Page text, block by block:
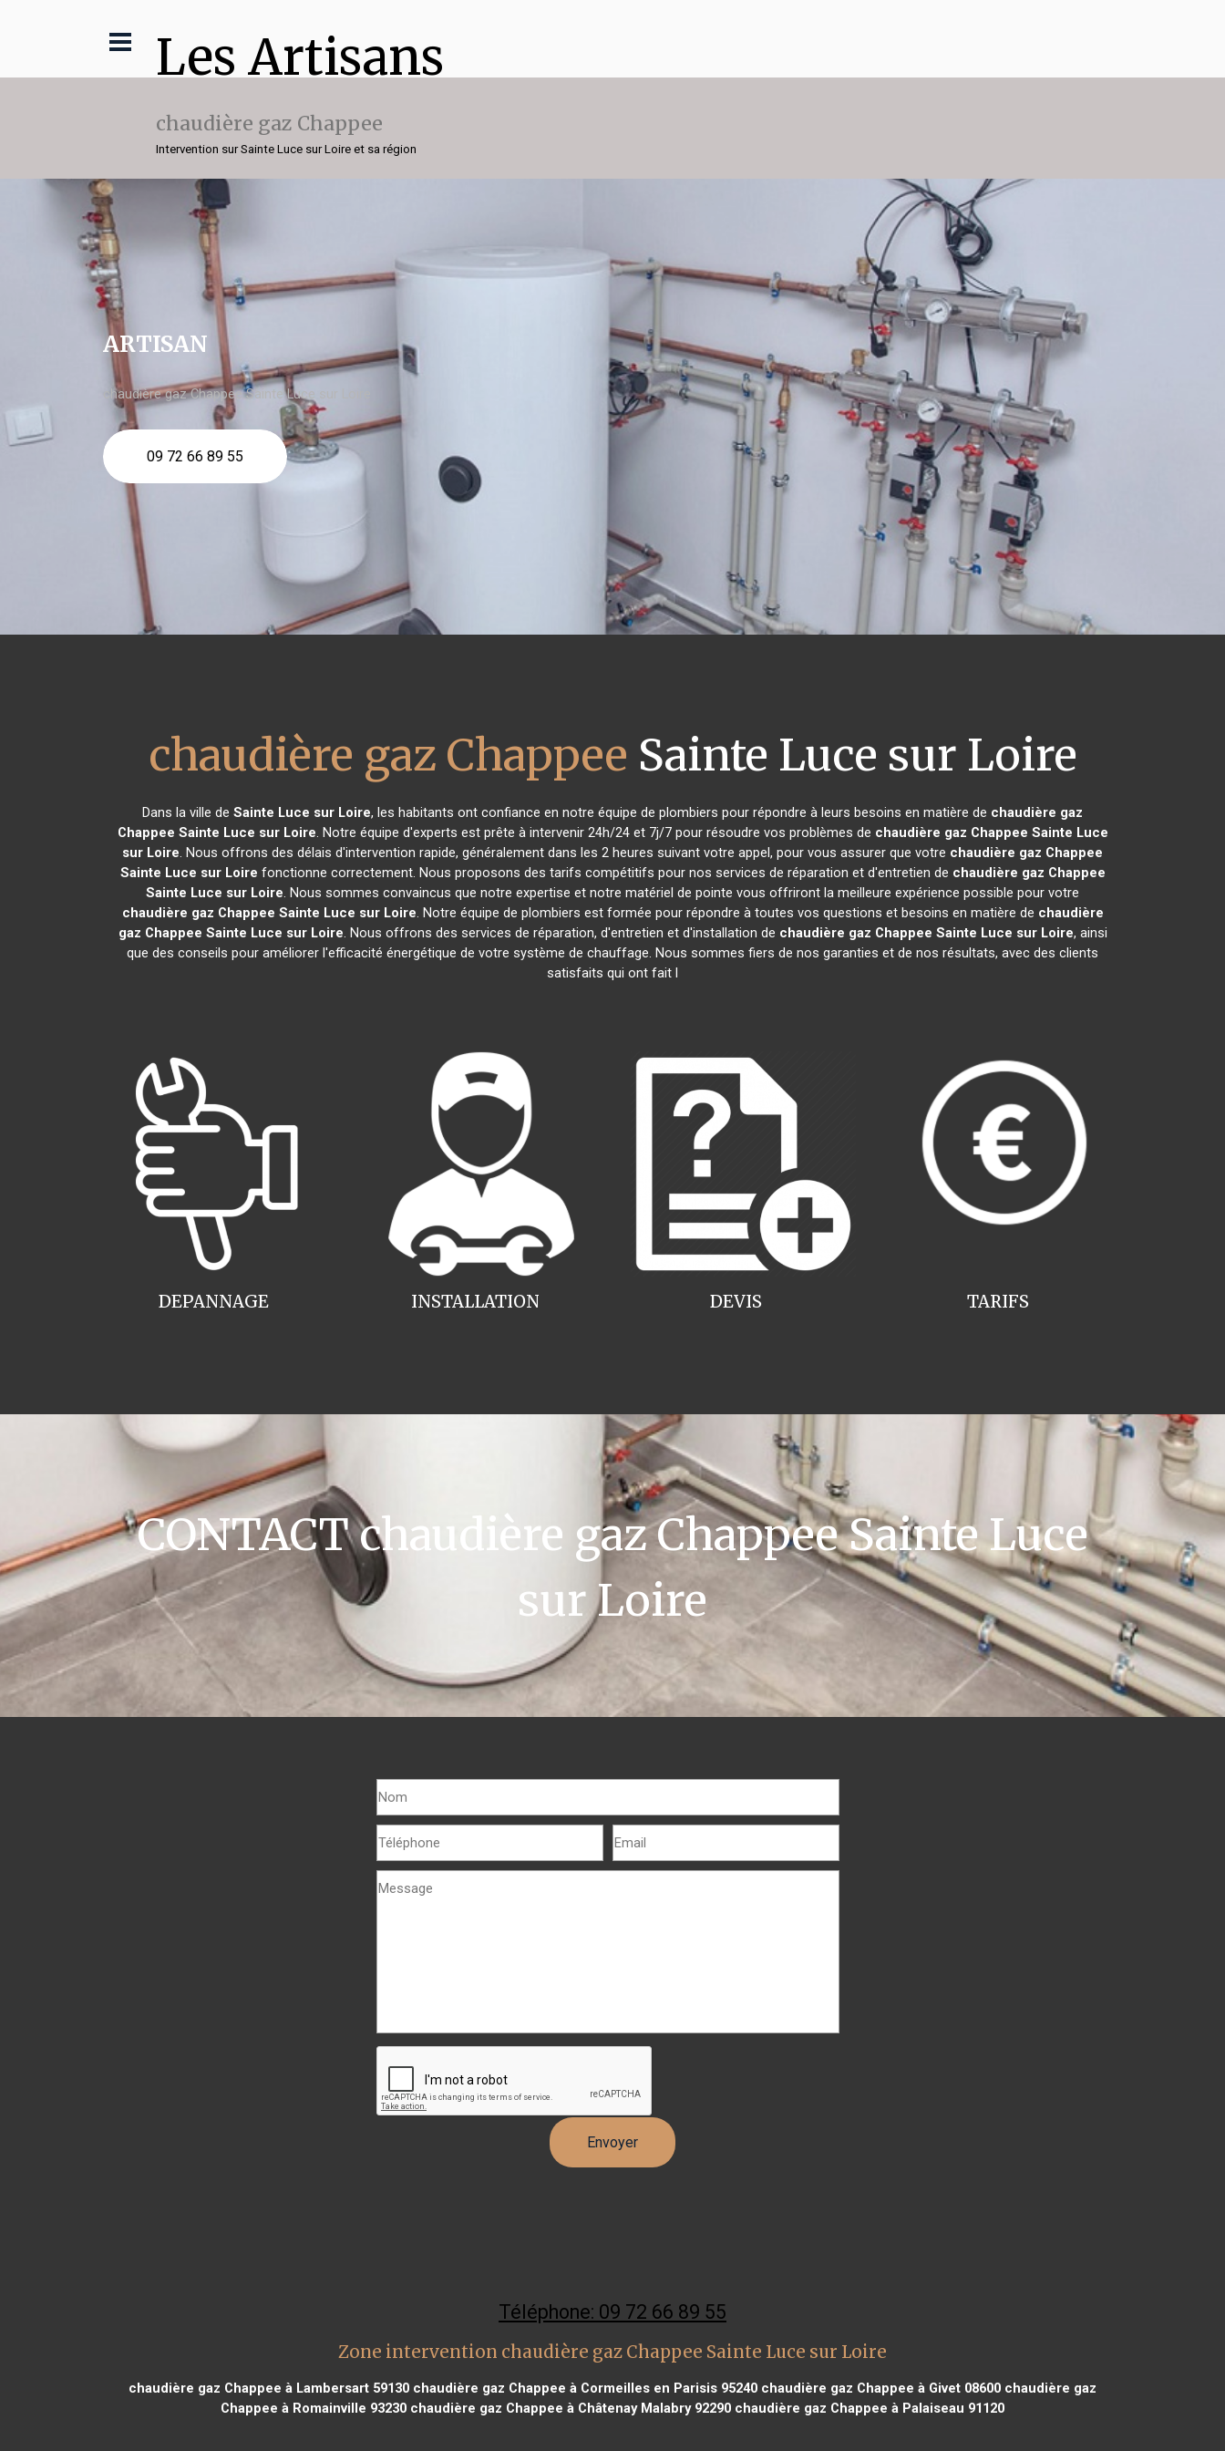
Les Artisans
chaudière gaz Chappee
Intervention sur Sainte Luce sur Loire et sa région
ARTISAN
chaudière gaz Chappee Sainte Luce sur Loire
09 72 66 89 55
chaudière gaz Chappee Sainte Luce sur Loire
Dans la ville de Sainte Luce sur Loire, les habitants ont confiance en notre équipe de plombiers pour répondre à leurs besoins en matière de chaudière gaz
Chappee Sainte Luce sur Loire. Notre équipe d'experts est prête à intervenir 24h/24 et 7j/7 pour résoudre vos problèmes de chaudière gaz Chappee Sainte Luce
sur Loire. Nous offrons des délais d'intervention rapide, généralement dans les 2 heures suivant votre appel, pour vous assurer que votre chaudière gaz Chappee
Sainte Luce sur Loire fonctionne correctement. Nous proposons des tarifs compétitifs pour nos services de réparation et d'entretien de chaudière gaz Chappee
Sainte Luce sur Loire. Nous sommes convaincus que notre expertise et notre matériel de pointe vous offriront la meilleure expérience possible pour votre
chaudière gaz Chappee Sainte Luce sur Loire. Notre équipe de plombiers est formée pour répondre à toutes vos questions et besoins en matière de chaudière
gaz Chappee Sainte Luce sur Loire. Nous offrons des services de réparation, d'entretien et d'installation de chaudière gaz Chappee Sainte Luce sur Loire, ainsi
que des conseils pour améliorer l'efficacité énergétique de votre système de chauffage. Nous sommes fiers de nos garanties et de nos résultats, avec des clients
satisfaits qui ont fait l
INSTALLATION
DEPANNAGE TARIFS
DEVIS
CONTACT chaudière gaz Chappee Sainte Luce
sur Loire
Téléphone: 09 72 66 89 55
Zone intervention chaudière gaz Chappee Sainte Luce sur Loire
chaudière gaz Chappee à Lambersart 59130 chaudière gaz Chappee à Cormeilles en Parisis 95240 chaudière gaz Chappee à Givet 08600 chaudière gaz
Chappee à Romainville 93230 chaudière gaz Chappee à Châtenay Malabry 92290 chaudière gaz Chappee à Palaiseau 91120